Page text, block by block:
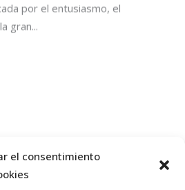
el consentimiento
por el entusiasmo, el
gran